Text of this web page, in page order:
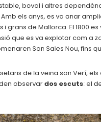
boval i altres
els anys, es va anar
grans de Mallorca. El 1800
que es va explotar com a
Son Sales Nou, fins
de la veïna son Verí,
observar dos escuts: el